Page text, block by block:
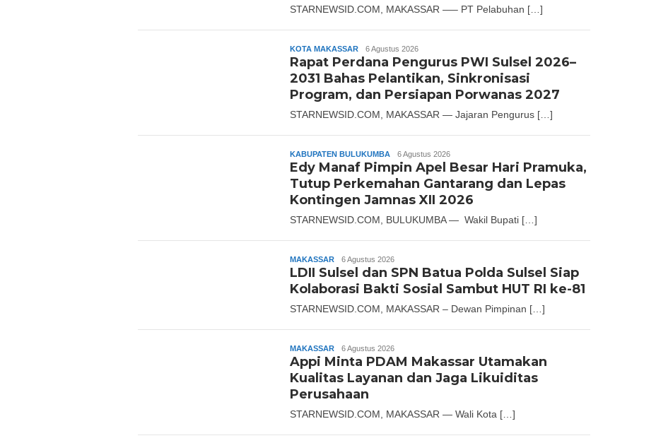
STARNEWSID.COM, MAKASSAR —– PT Pelabuhan […]
KOTA MAKASSAR Slamet
Riady
6 Agustus 2026
Rapat Perdana Pengurus PWI Sulsel 2026–
2031 Bahas Pelantikan, Sinkronisasi
Program, dan Persiapan Porwanas 2027
STARNEWSID.COM, MAKASSAR — Jajaran Pengurus […]
KABUPATEN BULUKUMBA Slamet
Riady
6 Agustus 2026
Edy Manaf Pimpin Apel Besar Hari Pramuka,
Tutup Perkemahan Gantarang dan Lepas
Kontingen Jamnas XII 2026
STARNEWSID.COM, BULUKUMBA — Wakil Bupati […]
MAKASSAR Andika
6 Agustus 2026
LDII Sulsel dan SPN Batua Polda Sulsel Siap
Kolaborasi Bakti Sosial Sambut HUT RI ke-81
STARNEWSID.COM, MAKASSAR – Dewan Pimpinan […]
MAKASSAR Andika
6 Agustus 2026
Appi Minta PDAM Makassar Utamakan
Kualitas Layanan dan Jaga Likuiditas
Perusahaan
STARNEWSID.COM, MAKASSAR — Wali Kota […]